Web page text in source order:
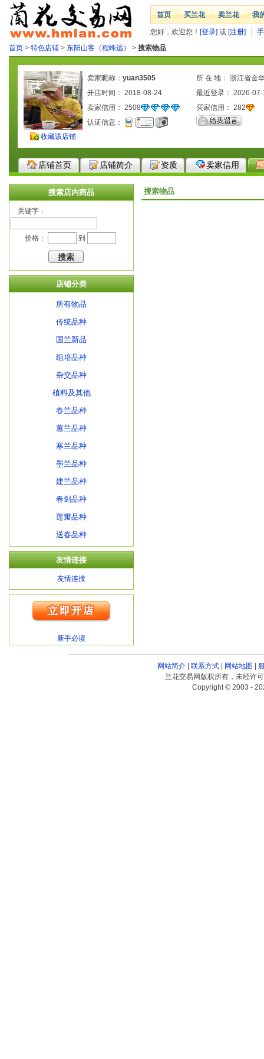
首页 买兰花 卖兰花 我
您好，欢迎您！ [登录] 或 [注册]
首页 > 特色店铺 > 东阳山客（程峰远） > 搜索物品
收藏该店铺
卖家昵称： yuan3505
所 在 地： 浙江省金
开店时间： 2018-08-24
最近登录： 2026-
卖家信用： 2508 买家信用： 282
认证信息：
店铺首页 店铺简介 资质 卖家信用
搜索店内商品
关键字：
价格： 到
店铺分类
所有物品
传统品种
国兰新品
组培品种
杂交品种
植料及其他
春兰品种
蕙兰品种
寒兰品种
墨兰品种
建兰品种
春剑品种
莲瓣品种
送春品种
友情连接
友情连接
新手必读
搜索物品
网站简介| 联系方式| 网站地图 |
兰花交易网版权所有，未经许
Copyright © 2003 -